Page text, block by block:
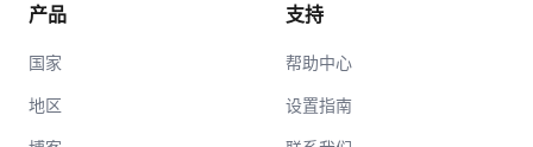
产品
国家
地区
支持
帮助中心
设置指南